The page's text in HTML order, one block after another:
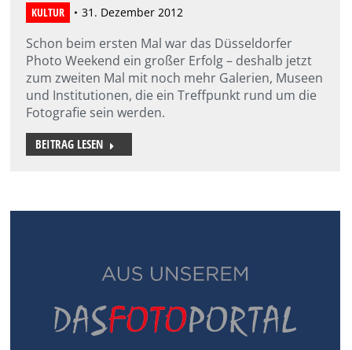
KULTUR 31. Dezember 2012
Schon beim ersten Mal war das Düsseldorfer
Photo Weekend ein großer Erfolg – deshalb jetzt
zum zweiten Mal mit noch mehr Galerien, Museen
und Institutionen, die ein Treffpunkt rund um die
Fotografie sein werden.
BEITRAG LESEN